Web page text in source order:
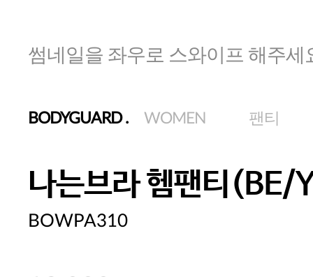
썸네일을 좌우로 스와이프 해주세
BODYGUARD. WOMEN 팬티
나는브라 헴팬티(BE/
BOWPA310